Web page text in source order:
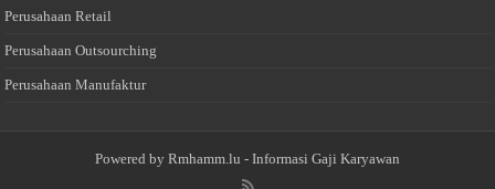
Perusahaan Retail
Perusahaan Outsourching
Perusahaan Manufaktur
Powered by Rmhamm.lu - Informasi Gaji Karyawan